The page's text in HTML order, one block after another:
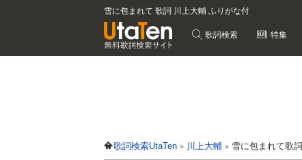
雪に包まれて 歌詞 川上大輔 ふりがな付
歌詞検索 特集
歌詞検索UtaTen 川上大輔 雪に包まれて歌詞